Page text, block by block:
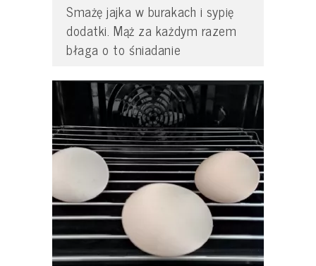
Smażę jajka w burakach i sypię
dodatki. Mąż za każdym razem
błaga o to śniadanie